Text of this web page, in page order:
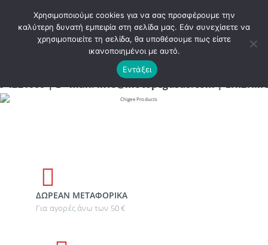
ΚΑΛΩΣ ΗΡΘΑΤΕ ΣΤΟ E-SHOP ΜΟΤΟ ΠΗΓΑΣΟΣ !
mail: info@motopegasus.com | ΕΠΙΣΗΜΟΣ
ΔΩΡΕΑΝ ΜΕΤΑΦΟΡΙΚΑ
Για αγορές άνω των 50 €
Χρησιμοποιούμε cookies για να σας προσφέρουμε την
καλύτερη δυνατή εμπειρία στη σελίδα μας. Εάν συνεχίσετε να
χρησιμοποιείτε τη σελίδα, θα υποθέσουμε πως είστε
ικανοποιημένοι με αυτό.
Εντάξει